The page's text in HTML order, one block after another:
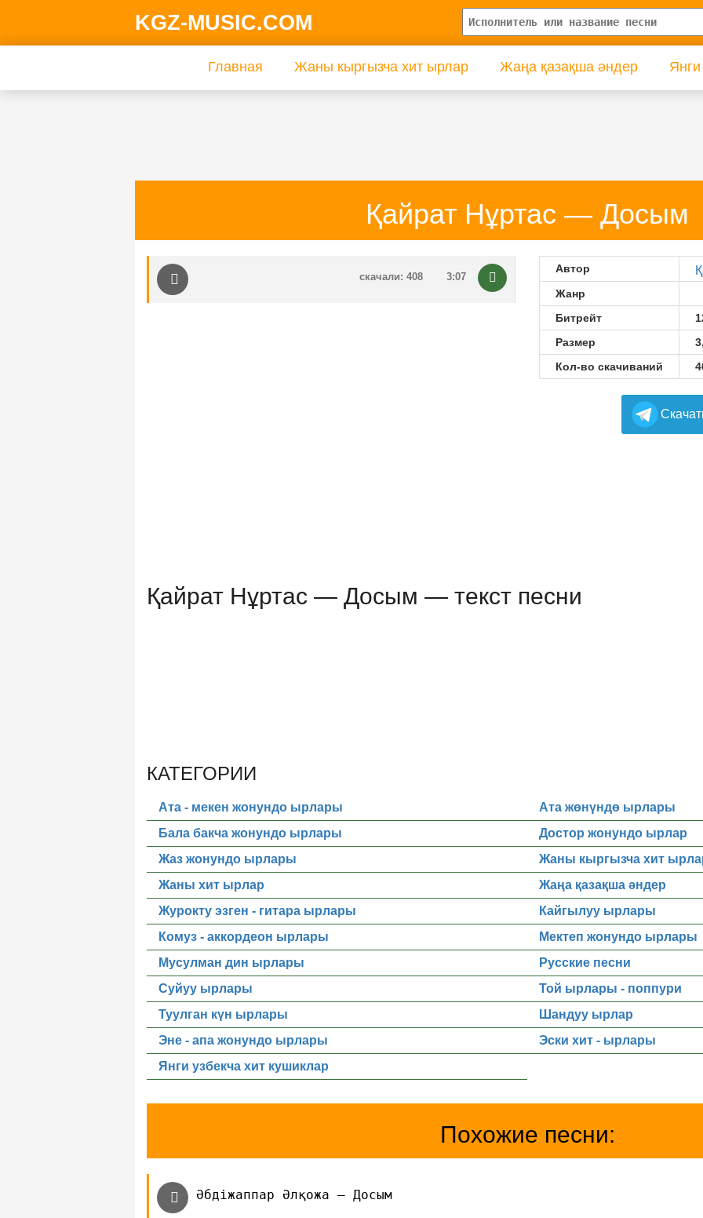
KGZ-MUSIC.COM
Главная Жаны кыргызча хит ырлар Жаңа қазақша әндер
Қайрат Нұртас — Досым
3:07
скачали: 408
Автор
Жанр
Битрейт
Размер
Кол-во скачиваний
Қайрат Нұртас — Досым — текст песни
КАТЕГОРИИ
Ата - мекен жонундо ырлары
Ата жөнүндө ырлары
Бала бакча жонундо ырлары
Достор жонундо ырлар
Жаз жонундо ырлары
Жаны кыргызча хит
Жаны хит ырлар
Жаңа қазақша әндер
Журокту эзген - гитара ырлары
Кайгылуу ырлары
Комуз - аккордеон ырлары
Мектеп жонундо ырлары
Мусулман дин ырлары
Русские песни
Суйуу ырлары
Той ырлары - поппури
Туулган күн ырлары
Шандуу ырлар
Эне - апа жонундо ырлары
Эски хит - ырлары
Янги узбекча хит кушиклар
Похожие песни:
Әбдіжаппар Әлқожа — Досым